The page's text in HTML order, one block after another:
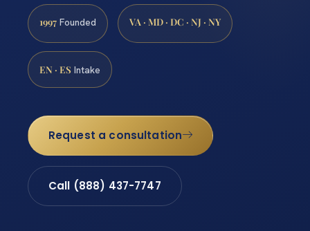
1997 Founded VA · MD · DC · NJ · NY
EN · ES Intake
Request a consultation
Call (888) 437-7747